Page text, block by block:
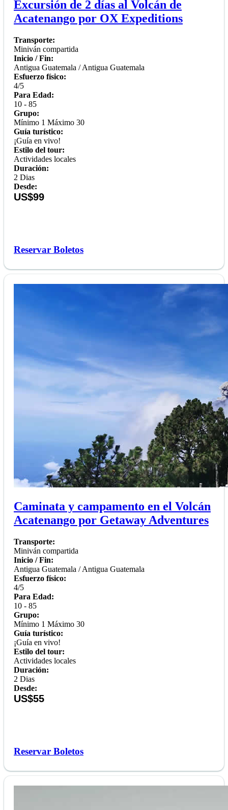
Excursión de 2 días al Volcán de
Acatenango por OX Expeditions
Transporte:
Miniván compartida
Inicio / Fin:
Antigua Guatemala / Antigua Guatemala
Esfuerzo físico:
4/5
Para Edad:
10 - 85
Grupo:
Mínimo 1 Máximo 30
Guía turístico:
¡Guía en vivo!
Estilo del tour:
Actividades locales
Duración:
2 Dias
Desde:
US$99
Reservar Boletos
Caminata y campamento en el Volcán
Acatenango por Getaway Adventures
Transporte:
Miniván compartida
Inicio / Fin:
Antigua Guatemala / Antigua Guatemala
Esfuerzo físico:
4/5
Para Edad:
10 - 85
Grupo:
Mínimo 1 Máximo 30
Guía turístico:
¡Guía en vivo!
Estilo del tour:
Actividades locales
Duración:
2 Dias
Desde:
US$55
Reservar Boletos